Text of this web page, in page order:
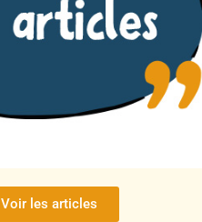
Voir les articles